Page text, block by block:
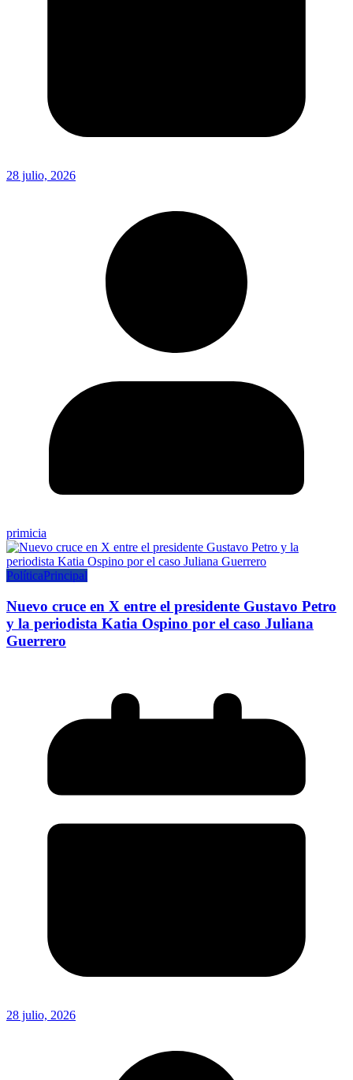
28 julio, 2026
primicia
PolíticaPrincipal
Nuevo cruce en X entre el presidente Gustavo Petro
y la periodista Katia Ospino por el caso Juliana
Guerrero
28 julio, 2026